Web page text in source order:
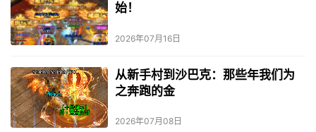
始！
2026年07月16日
从新手村到沙巴克：那些年我们为
之奔跑的金
2026年07月08日